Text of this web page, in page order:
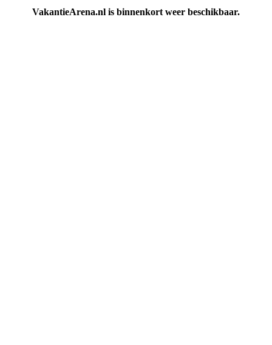
VakantieArena.nl is binnenkort weer beschikbaar.